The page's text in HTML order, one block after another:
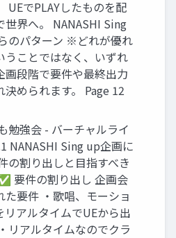
UEでPLAYしたものを配
世界へ。 NANASHI Sing
のパターン ※どれが優れ
うことではなく、いずれ
画段階で要件や最終出力
決められます。 Page 12
勉強会 - バーチャルライ
NANASHI Sing up企画に
の割り出しと目指すべき
要件の割り出し 企画会
た要件 ・歌唱、モーショ
リアルタイムでUEから出
リアルタイムなのでクラ